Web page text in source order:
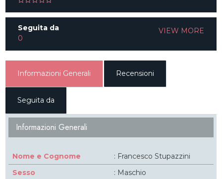
Seguita da
0
VIEW MORE
Informazioni Generali Recensioni
Seguita da
Informazioni Generali
Nome e Cognome
: Francesco Stupazzini
Sesso
: Maschio